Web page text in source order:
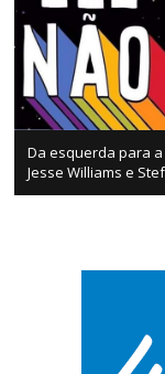
Da esquerda para
Jesse Williams e